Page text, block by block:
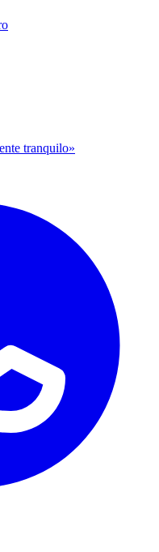
tranquilo»